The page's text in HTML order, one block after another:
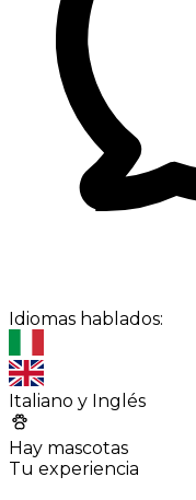
Idiomas hablados:
Italiano y Inglés
Hay mascotas
Tu experiencia